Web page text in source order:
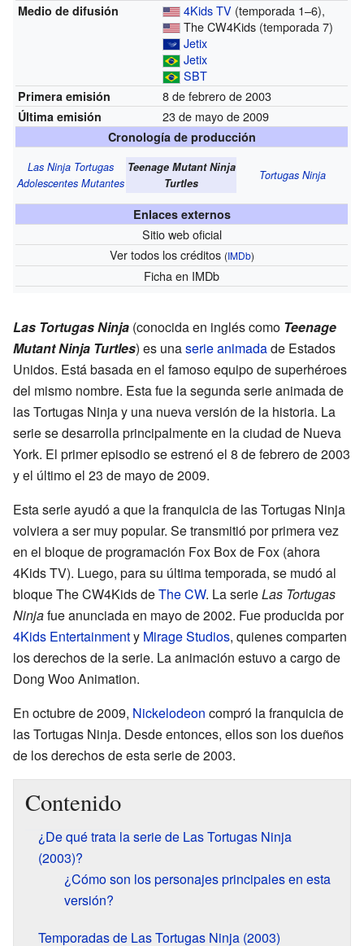
Medio de difusión
4Kids TV (temporada 1–6),
The CW4Kids (temporada 7)
Jetix
Jetix
SBT
Primera emisión 8 de febrero de 2003
Última emisión 23 de mayo de 2009
Cronología de producción
Las Ninja Tortugas
Adolescentes Mutantes
Teenage Mutant Ninja
Turtles
Tortugas Ninja
Enlaces externos
Sitio web oficial
Ver todos los créditos (IMDb)
Fichaen IMDb
Las Tortugas Ninja (conocida en inglés como Teenage
Mutant Ninja Turtles) es unaserie animadade Estados
Unidos. Está basada en el famoso equipo de superhéroes
del mismo nombre. Esta fue la segunda serie animada de
las Tortugas Ninja y una nueva versión de la historia. La
serie se desarrolla principalmente en la ciudad de Nueva
York. El primer episodio se estrenó el 8 de febrero de 2003
y el último el 23 de mayo de 2009.
Esta serie ayudó a que la franquicia de las Tortugas Ninja
volviera a ser muy popular. Se transmitió por primera vez
en el bloque de programación Fox Box de Fox (ahora
4Kids TV). Luego, para su última temporada, se mudó al
bloque The CW4Kids deThe CW. La serieLas Tortugas
Ninjafue anunciada en mayo de 2002. Fue producida por
4Kids Entertainmenty Mirage Studios, quienes comparten
los derechos de la serie. La animación estuvo a cargo de
Dong Woo Animation.
En octubre de 2009, Nickelodeon compró la franquicia de
las Tortugas Ninja. Desde entonces, ellos son los dueños
de los derechos de esta serie de 2003.
Contenido
¿De qué trata la serie de Las Tortugas Ninja
(2003)?
¿Cómo son los personajes principales en esta
versión?
Temporadas de Las Tortugas Ninja (2003)